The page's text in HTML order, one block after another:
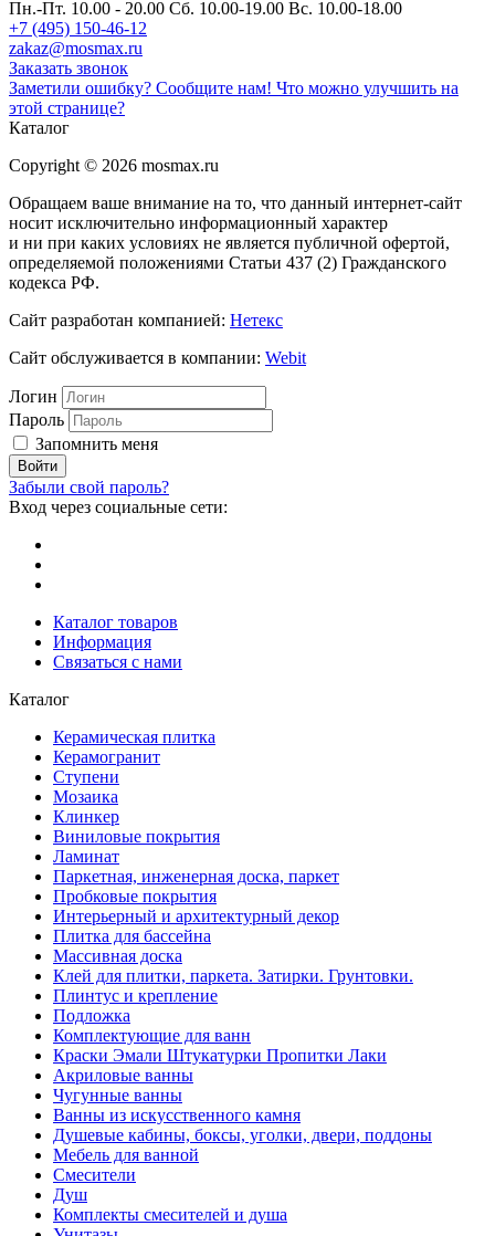
Пн.-Пт. 10.00 - 20.00 Сб. 10.00-19.00 Вс. 10.00-18.00
+7 (495) 150-46-12
zakaz@mosmax.ru
Заказать звонок
Заметили ошибку? Сообщите нам! Что можно улучшить на
этой странице?
Каталог
Copyright © 2026 mosmax.ru
Обращаем ваше внимание на то, что данный интернет-сайт
носит исключительно информационный характер
и ни при каких условиях не является публичной офертой,
определяемой положениями Статьи 437 (2) Гражданского
кодекса РФ.
Сайт разработан компанией: Нетекс
Сайт обслуживается в компании: Webit
Логин
Пароль
Запомнить меня
Забыли свой пароль?
Вход через социальные сети:
Каталог товаров
Информация
Связаться с нами
Каталог
Керамическая плитка
Керамогранит
Ступени
Мозаика
Клинкер
Виниловые покрытия
Ламинат
Паркетная, инженерная доска, паркет
Пробковые покрытия
Интерьерный и архитектурный декор
Плитка для бассейна
Массивная доска
Клей для плитки, паркета. Затирки. Грунтовки.
Плинтус и крепление
Подложка
Комплектующие для ванн
Краски Эмали Штукатурки Пропитки Лаки
Акриловые ванны
Чугунные ванны
Ванны из искусственного камня
Душевые кабины, боксы, уголки, двери, поддоны
Мебель для ванной
Смесители
Душ
Комплекты смесителей и душа